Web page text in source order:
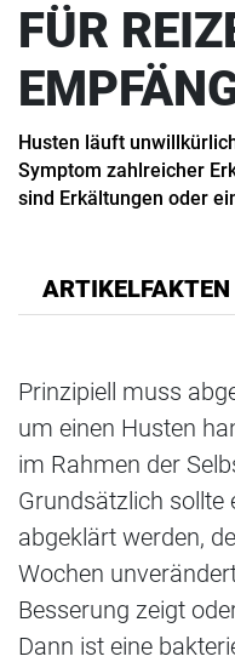
FÜR
Husten läuft
Symptom zahlreicher
sind Erkältungen oder
ARTIKELFAKTEN
Prinzipiell muss
um einen Husten
im Rahmen der
Grundsätzlich sollte
abgeklärt werden,
Wochen
Besserung zeigt
Dann ist eine